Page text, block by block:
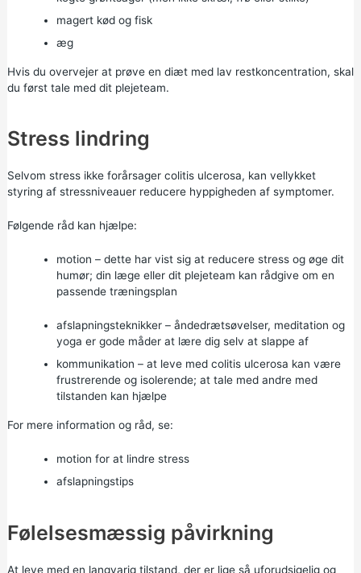
magert kød og fisk
æg
Hvis du overvejer at prøve en diæt med lav restkoncentration, skal
du først tale med dit plejeteam.
Stress lindring
Selvom stress ikke forårsager colitis ulcerosa, kan vellykket
styring af stressniveauer reducere hyppigheden af symptomer.
Følgende råd kan hjælpe:
motion – dette har vist sig at reducere stress og øge dit
humør; din læge eller dit plejeteam kan rådgive om en
passende træningsplan
afslapningsteknikker – åndedrætsøvelser, meditation og
yoga er gode måder at lære dig selv at slappe af
kommunikation – at leve med colitis ulcerosa kan være
frustrerende og isolerende; at tale med andre med
tilstanden kan hjælpe
For mere information og råd, se:
motion for at lindre stress
afslapningstips
Følelsesmæssig påvirkning
At leve med en langvarig tilstand, der er lige så uforudsigelig og